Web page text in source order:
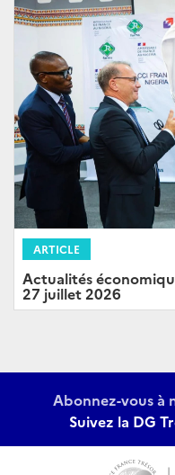
ARTICLE
Actualités
27 juillet 2026
Abonnez-vous
Suivez la DG